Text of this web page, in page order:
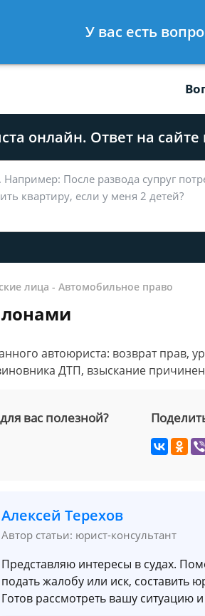
8 812 509-27-47
онлайн. Ответ на
лица - Автомобильное право
автоюриста: возврат прав,
ДТП, взыскание
вас полезной?
Алексей Терехов
Автор статьи: юрист-консультант
Представляю интересы в судах.
подать жалобу или иск, составить
Готов рассмотреть вашу ситуацию и
У вас есть